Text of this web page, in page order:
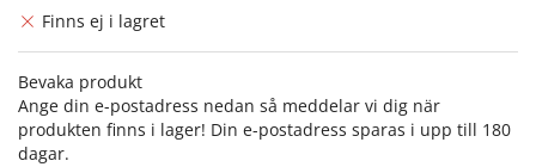
Finns ej i lagret
Bevaka produkt
Ange din e-postadress nedan så meddelar vi dig när
produkten finns i lager! Din e-postadress sparas i upp till 180
dagar.